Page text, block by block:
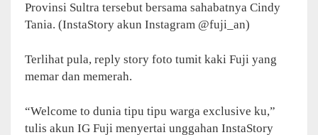
Provinsi Sultra tersebut bersama sahabatnya Cindy
Tania. (InstaStory akun Instagram @fuji_an)
Terlihat pula, reply story foto tumit kaki Fuji yang
memar dan memerah.
“Welcome to dunia tipu tipu warga exclusive ku,”
tulis akun IG Fuji menyertai unggahan InstaStory